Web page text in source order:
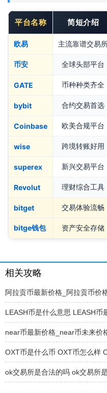
平台名称 简短介绍
欧易 主流靠谱交易
币安 全球头部平台
GATE 币种种类齐全
bybit 合约交易首选
Coinbase 欧美合规平台
wise 跨境转账好用
superex 新兴交易平台
Revolut 理财综合工具
bitget 交易体验流畅
bitge钱包 资产安全存储
相关攻略
阿拉贡币最新价格_阿拉贡币价
LEASH币是什么意思 LEASH币
near币最新价格_near币未来价
OXT币是什么币 OXT币怎么样
ok交易所是合法的吗 ok交易所